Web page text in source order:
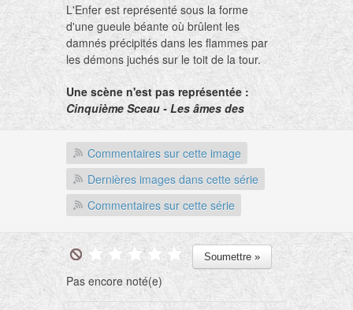
L'Enfer est représenté sous la forme
d'une gueule béante où brûlent les
damnés précipités dans les flammes par
les démons juchés sur le toit de la tour.
Une scène n'est pas représentée :
Cinquième Sceau - Les âmes des
Martyrs.
L'homme prend conscience des idéaux
qu'il s'était donnés, des serments
prononcés ou non, des bonnes intentions
qu'il a ensuite trahies. Autrement dit, les
tôt ou tard à nu.
Commentaires sur cette image
Dernières images dans cette série
Commentaires sur cette série
Pas encore noté(e)